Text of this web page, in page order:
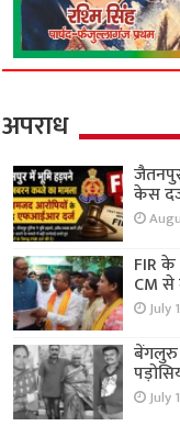
अपराध
केस
FIR के
CM से
July
बेंगलुरु
July